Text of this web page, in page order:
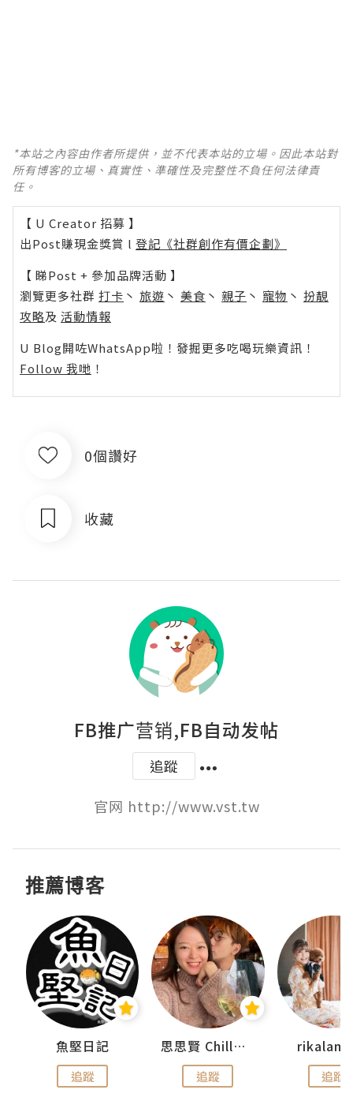
*本站之內容由作者所提供，並不代表本站的立場。因此本站對
所有博客的立場、真實性、準確性及完整性不負任何法律責
任。
【 U Creator 招募 】
出Post賺現金獎賞 l 登記《社群創作有價企劃》
【 睇Post + 參加品牌活動 】
瀏覽更多社群 打卡 丶 旅遊 丶 美食 丶 親子 丶 寵物 丶 扮靚
攻略及 活動情報
U Blog開咗WhatsApp啦！發掘更多吃喝玩樂資訊！
Follow 我哋 ！
0個讚好
收藏
FB推广营销,FB自动发帖
追蹤
官网 http://www.vst.tw
推薦博客
魚堅日記
追蹤
思思賢 ChillMyBabe
追蹤 追蹤